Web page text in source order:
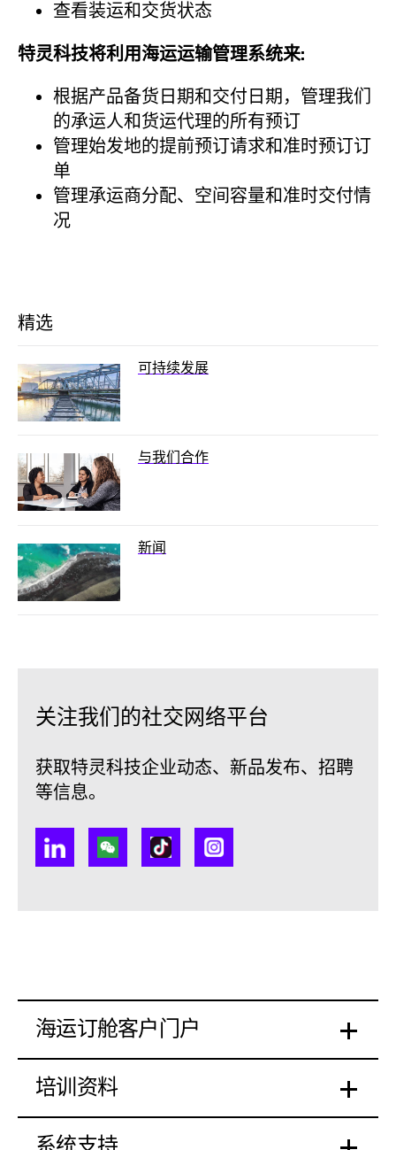
查看装运和交货状态
特灵科技将利用海运运输管理系统来:
根据产品备货日期和交付日期，管理我们
的承运人和货运代理的所有预订
管理始发地的提前预订请求和准时预订订
单
管理承运商分配、空间容量和准时交付情
况
精选
可持续发展
与我们合作
新闻
关注我们的社交网络平台
获取特灵科技企业动态、新品发布、招聘
等信息。
海运订舱客户门户
培训资料